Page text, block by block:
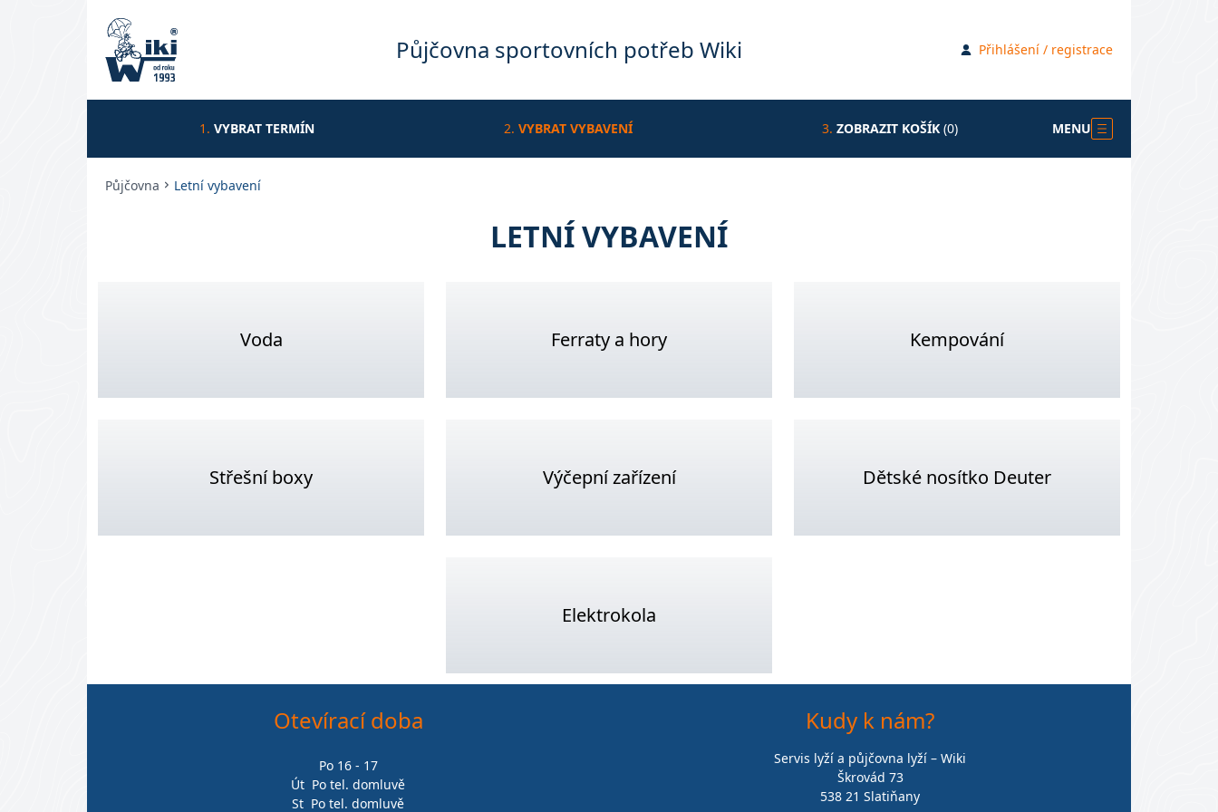
Půjčovna sportovních potřeb Wiki Přihlášení / registrace
1. VYBRAT TERMÍN 2. VYBRAT VYBAVENÍ 3. ZOBRAZIT KOŠÍK (0) MENU
Půjčovna Letní vybavení
LETNÍ VYBAVENÍ
Voda Ferraty a hory Kempování
Střešní boxy Výčepní zařízení Dětské nosítko Deuter
Elektrokola
Otevírací doba
Po 16 - 17
Út Po tel. domluvě
St Po tel. domluvě
Kudy k nám?
Servis lyží a půjčovna lyží – Wiki
Škrovád 73
538 21 Slatiňany